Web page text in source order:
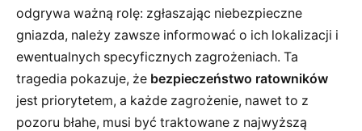
odgrywa ważną rolę: zgłaszając niebezpieczne
gniazda, należy zawsze informować o ich lokalizacji i
ewentualnych specyficznych zagrożeniach. Ta
tragedia pokazuje, że bezpieczeństwo ratowników
jest priorytetem, a każde zagrożenie, nawet to z
pozoru błahe, musi być traktowane z najwyższą